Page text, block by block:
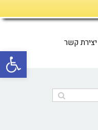
פתח
יצירת קשר